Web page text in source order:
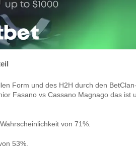
Form und des H2H durch den BetClan-
Fasano vs Cassano Magnago das ist
von 71%.
53%.